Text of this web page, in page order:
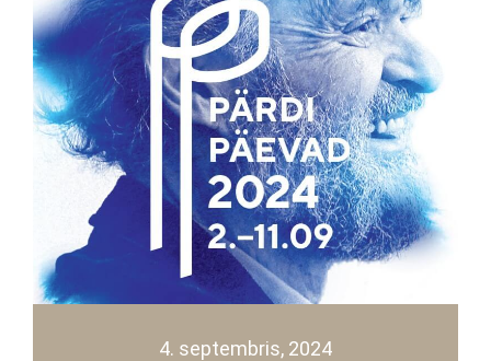
4. septembris, 2024